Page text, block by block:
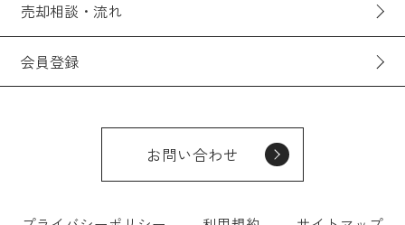
売却相談・流れ
会員登録
お問い合わせ